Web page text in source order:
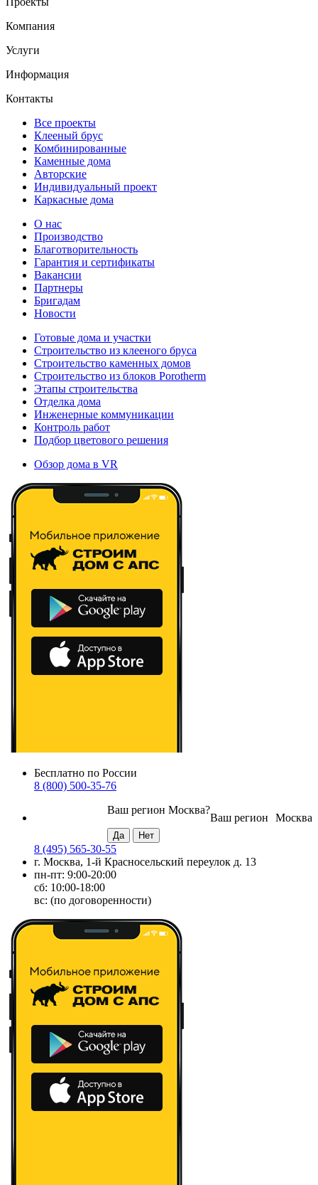
Компания
Услуги
Информация
Контакты
Все проекты
Клееный брус
Комбинированные
Каменные дома
Авторские
Индивидуальный проект
Каркасные дома
О нас
Производство
Благотворительность
Гарантия и сертификаты
Вакансии
Партнеры
Бригадам
Новости
Готовые дома и участки
Строительство из клееного бруса
Строительство каменных домов
Строительство из блоков Porotherm
Этапы строительства
Отделка дома
Инженерные коммуникации
Контроль работ
Подбор цветового решения
Обзор дома в VR
Бесплатно по России
8 (800) 500-35-76
Москва
Ваш регион
Ваш регион Москва?
8 (495) 565-30-55
г. Москва, 1-й Красносельский переулок д. 13
пн-пт: 9:00-20:00
сб: 10:00-18:00
вс: (по договоренности)